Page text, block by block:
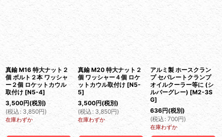
在庫あり
絞り込む
真鍮 M16 特大ナット２
個 ボルト２本 ワッシャ
ー２個 ロケットカウル
取付け [N5-4]
3,500円(税別)
(税込 : 3,850円)
在庫わずか
真鍮 M20 特大ナット２
個 ワッシャー４個 ロケ
ットカウル取付け [N5-
5]
3,500円(税別)
(税込 : 3,850円)
在庫わずか
アルミ製 ホースクラン
プ セパレートクランプ
オイルクーラー等に (シ
ルバーグレー) [M2-3S
G]
636円(税別)
(税込 : 700円)
在庫わずか